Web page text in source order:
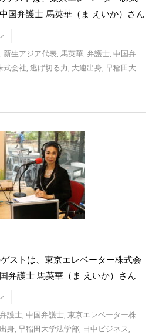
国弁護士 馬英華（ま えいか）さん
, 新生アジア代表,馬英華,弁護士,中国弁
式会社,逃げ切る力, 大連出身,早稲田大
ストは、東京エレベーター株式会
弁護士 馬英華（ま えいか）さん
弁護士,中国弁護士,東京エレベーター株
身,早稲田大学法学部, 日中ビジネス,